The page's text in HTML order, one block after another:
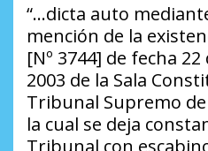
“…dicta auto
mención de la
[Nº 3744] de fecha
2003 de la Sala
Tribunal Supremo
la cual se deja
Tribunal con